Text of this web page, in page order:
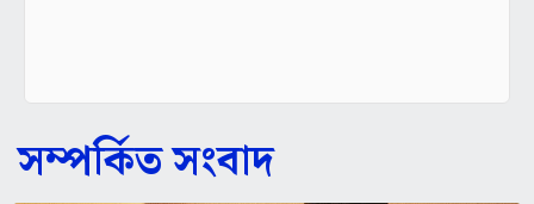
সম্পর্কিত সংবাদ